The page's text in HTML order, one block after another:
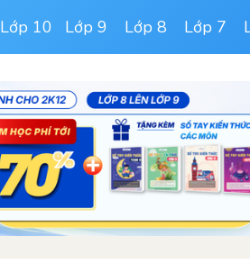
Lớp 10 Lớp 9 Lớp 8 Lớp 7